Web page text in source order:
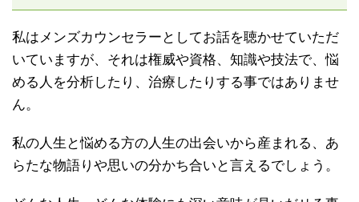
私はメンズカウンセラーとしてお話を聴かせていただ
いていますが、それは権威や資格、知識や技法で、悩
める人を分析したり、治療したりする事ではありませ
ん。
私の人生と悩める方の人生の出会いから産まれる、あ
らたな物語りや思いの分かち合いと言えるでしょう。